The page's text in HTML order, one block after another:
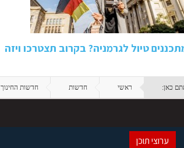
טיול לגרמניה? בקרוב תצטרכו ויזה
כאן: ראשי חדשות חדשות החינוך
ערוצי תוכן